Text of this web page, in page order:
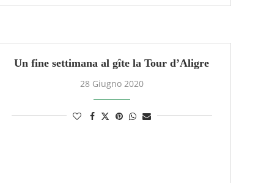
Un fine settimana al gîte la Tour d’Aligre
28 Giugno 2020